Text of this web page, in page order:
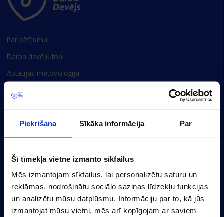
Piekrišana Sīkāka informācija Par
Šī tīmekļa vietne izmanto sīkfailus
Mēs izmantojam sīkfailus, lai personalizētu saturu un
reklāmas, nodrošinātu sociālo saziņas līdzekļu funkcijas
un analizētu mūsu datplūsmu. Informāciju par to, kā jūs
izmantojat mūsu vietni, mēs arī kopīgojam ar saviem
Par pētījumu
Darba devēju topi
Aptaujas metodoloģija
Privātuma politika
Baznīcas 20/22-30, Rīga, LV-1010, Latvija
marketing@cv.lv
Latvija